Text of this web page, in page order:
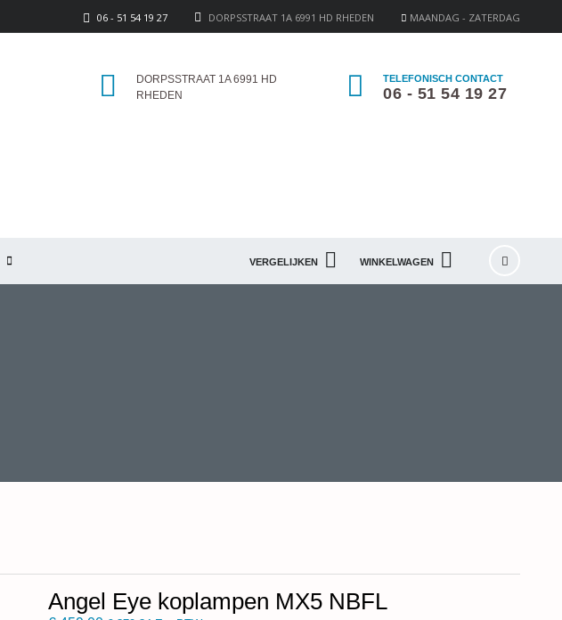
MAANDAG - ZATERDAG
DORPSSTRAAT 1A 6991 HD RHEDEN
06 - 51 54 19 27
TELEFONISCH CONTACT
06 - 51 54 19 27
DORPSSTRAAT 1A 6991 HD
RHEDEN
VERGELIJKEN WINKELWAGEN
Angel Eye koplampen MX5 NBFL